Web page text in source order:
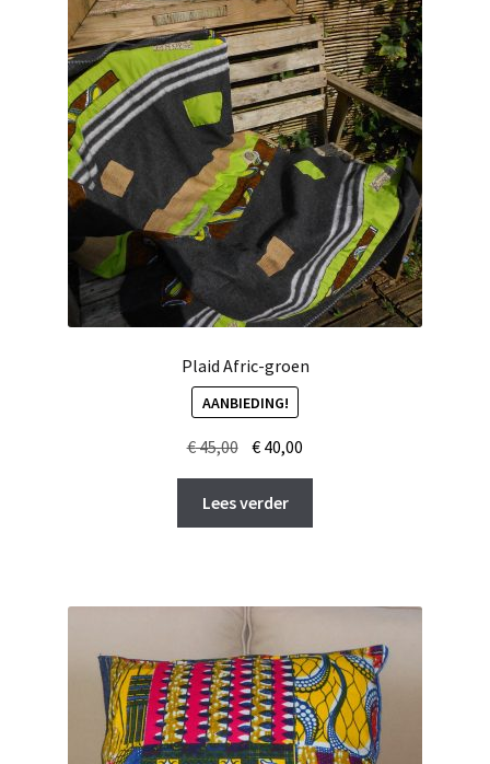
Plaid Afric-groen
AANBIEDING!
€45,00 Oorspronkelijke
prijs
was:
€ 45,00.
€ 40,00
prijs
€ 40,00.
Lees verder